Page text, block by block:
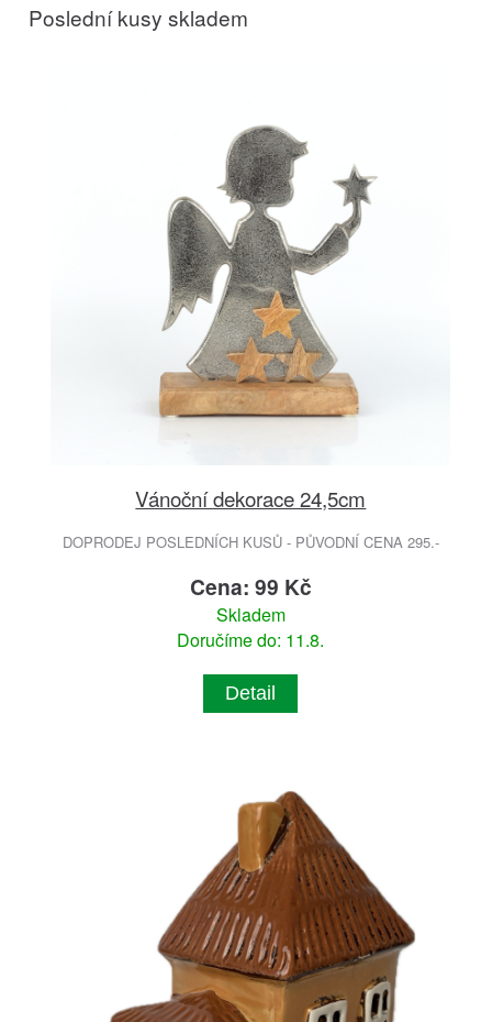
Poslední kusy skladem
Vánoční dekorace 24,5cm
DOPRODEJ POSLEDNÍCH KUSŮ - PŮVODNÍ CENA 295.-
Cena: 99 Kč
Skladem
Doručíme do: 11.8.
Detail